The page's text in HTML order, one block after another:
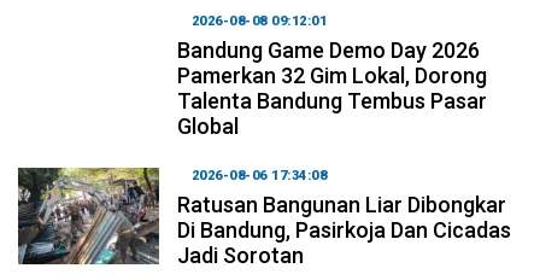
2026-08-08 09:12:01
Bandung Game Demo Day 2026
Pamerkan 32 Gim Lokal, Dorong
Talenta Bandung Tembus Pasar
Global
2026-08-06 17:34:08
Ratusan Bangunan Liar Dibongkar
Di Bandung, Pasirkoja Dan Cicadas
Jadi Sorotan